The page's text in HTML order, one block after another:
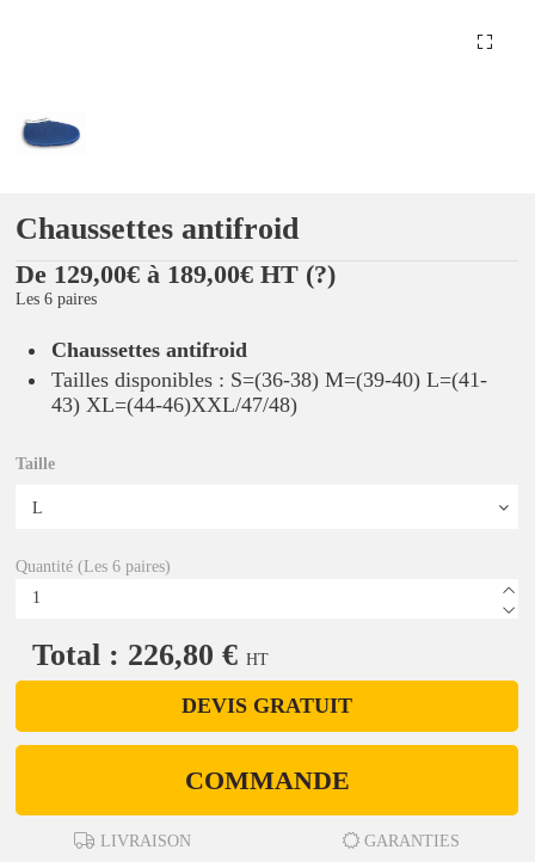
Chaussettes antifroid
De 129,00€ à 189,00€ HT (?)
Les 6 paires
Chaussettes antifroid
Tailles disponibles : S=(36-38) M=(39-40) L=(41-
43) XL=(44-46)XXL/47/48)
Taille
Quantité (Les 6 paires)
Total : 226,80 € HT
DEVIS GRATUIT
COMMANDE
LIVRAISON GARANTIES